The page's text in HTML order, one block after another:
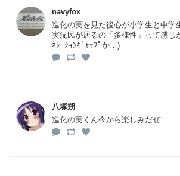
navyfox
進化の実を見た後心が小学生と中学
実況民が居るの「多様性」って感じ
ﾈﾚｰｼｮﾝｷﾞｬｯﾌﾟか…)
八塚朔
進化の実くん今から楽しみだぜ…